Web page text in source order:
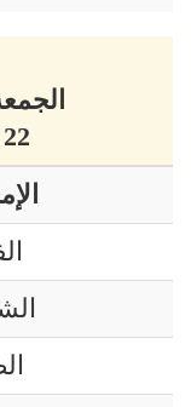
الجمعة 7 أوت
22 صفر 1448 هجري